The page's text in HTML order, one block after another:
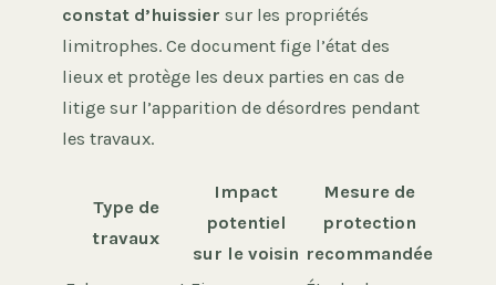
constat d’huissier sur les propriétés
limitrophes. Ce document fige l’état des
lieux et protège les deux parties en cas de
litige sur l’apparition de désordres pendant
les travaux.
Type de
travaux
Impact
potentiel
sur le voisin
Mesure de
protection
recommandée